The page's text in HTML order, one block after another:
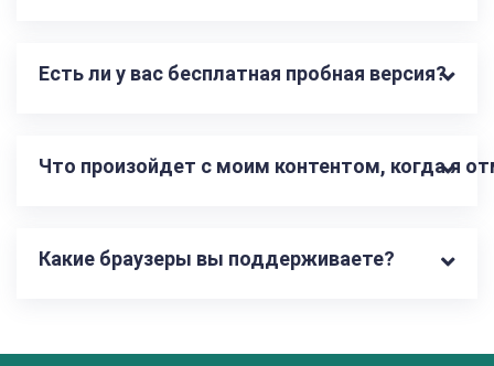
Есть ли у вас бесплатная пробная версия?
Что произойдет с моим контентом, когда я
Какие браузеры вы поддерживаете?